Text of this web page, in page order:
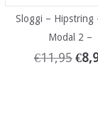
Sloggi – Hipstring
Modal 2 –
€11,95 €